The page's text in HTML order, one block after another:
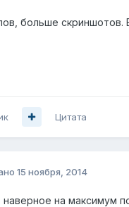
больше скриншотов.
Цитата
15 ноября, 2014
на максимум